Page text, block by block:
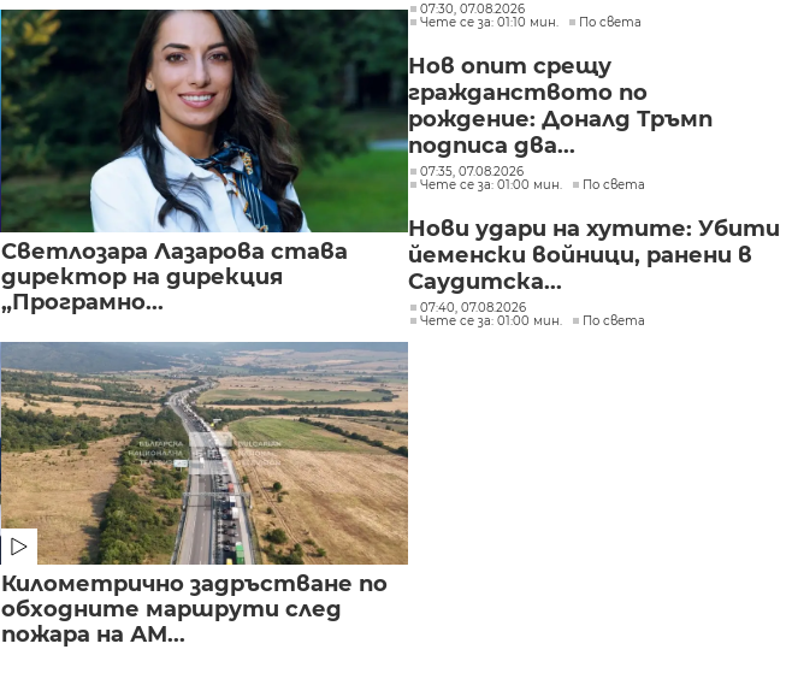
Светлозара Лазарова става
директор на дирекция
„Програмно...
Километрично задръстване по
обходните маршрути след
пожара на АМ...
07:30, 07.08.2026
Чете се за: 01:10 мин.
По света
Нов опит срещу
гражданството по
рождение: Доналд Тръмп
подписа два...
07:35, 07.08.2026
Чете се за: 01:00 мин.
По света
Нови удари на хутите: Убити
йеменски войници, ранени в
Саудитска...
07:40, 07.08.2026
Чете се за: 01:00 мин.
По света